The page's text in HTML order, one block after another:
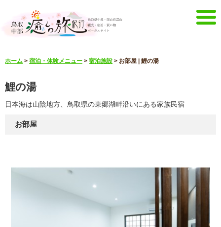
ホーム イベントキャンペーン
宿泊・体験メニュー
見どころ映像 お知らせ
言語選択
メルマガ&パンフレット
お問い合わせ
ホーム > 宿泊・体験メニュー > 宿泊施設 > お部屋 | 鯉の湯
鯉の湯
日本海は山陰地方、鳥取県の東郷湖畔沿いにある家族民宿
お部屋